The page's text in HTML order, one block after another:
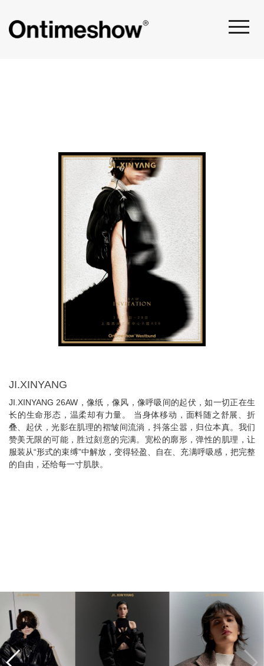
JI.XINYANG
JI.XINYANG 26AW，像纸，像风，像呼吸间的起伏，如一切正在生
长的生命形态，温柔却有力量。 当身体移动，面料随之舒展、折
叠、起伏，光影在肌理的褶皱间流淌，抖落尘嚣，归位本真。我们
赞美无限的可能，胜过刻意的完满。宽松的廓形，弹性的肌理，让
服装从“形式的束缚”中解放，变得轻盈、自在、充满呼吸感，把完整
的自由，还给每一寸肌肤。